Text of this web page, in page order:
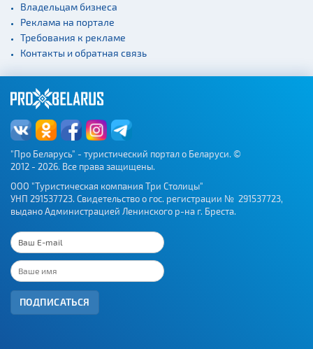
Владельцам бизнеса
Реклама на портале
Требования к рекламе
Контакты и обратная связь
"Про Беларусь" - туристический портал о Беларуси. ©
2012 - 2026. Все права защищены.
ООО "Туристическая компания Три Столицы"
УНП 291537723. Свидетельство о гос. регистрации № 291537723,
выдано Администрацией Ленинского р-на г. Бреста.
ПОДПИСАТЬСЯ